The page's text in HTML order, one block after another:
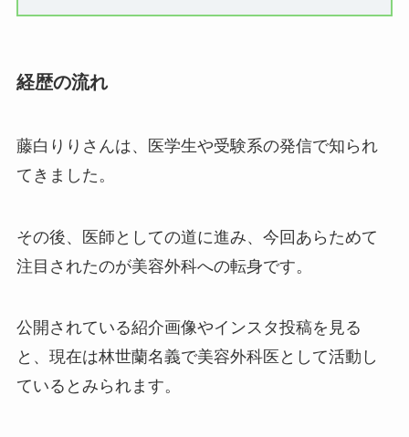
経歴の流れ
藤白りりさんは、医学生や受験系の発信で知られ
てきました。
その後、医師としての道に進み、今回あらためて
注目されたのが美容外科への転身です。
公開されている紹介画像やインスタ投稿を見る
と、現在は林世蘭名義で美容外科医として活動し
ているとみられます。